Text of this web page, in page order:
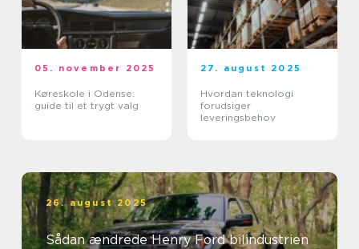
05. november 2025
Køreskole i Odense:
guide til et trygt valg
27. august 2025
Hvordan teknologi
forudsiger
leveringsbehov
26. august 2025
Sådan ændrede Henry Ford bilindustrien